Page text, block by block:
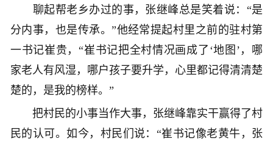
聊起帮老乡办过的事，张继峰总是笑着说：“是
分内事，也是传承。”他经常提起村里之前的驻村第
一书记崔贵，“崔书记把全村情况画成了‘地图’，哪
家老人有风湿，哪户孩子要升学，心里都记得清清楚
楚的，是我的榜样。”
把村民的小事当作大事，张继峰靠实干赢得了村
民的认可。如今，村民们说：“崔书记像老黄牛，张